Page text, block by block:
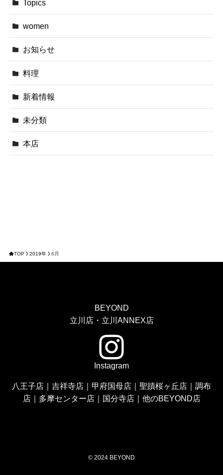
Topics
women
お知らせ
料理
新着情報
未分類
本店
TOP 2019年 6月
BEYOND
立川店・立川ANNEX店
Instagram
八王子店 吉祥寺店 甲府国母店 聖蹟桜ヶ丘店
調布
店｜ 多摩センター店｜ 国分寺店｜ 他のBEYOND店
© 2024 BEYOND